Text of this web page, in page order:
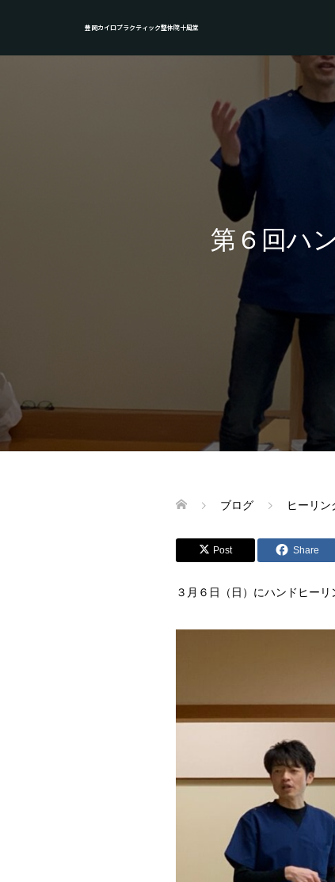
豊岡カイロプラクティック整体院十風堂
第６回ハ
ブログ ヒーリン
Post Share
３月６日（日）にハンドヒー